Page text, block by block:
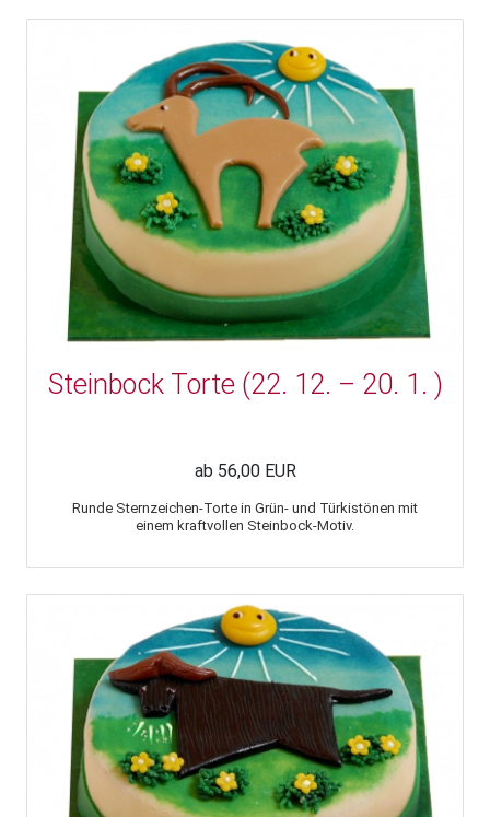
Steinbock Torte (22. 12. – 20. 1. )
ab 56,00 EUR
Runde Sternzeichen-Torte in Grün- und Türkistönen mit
einem kraftvollen Steinbock-Motiv.